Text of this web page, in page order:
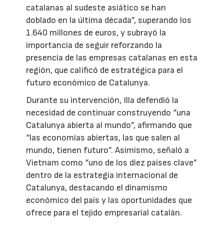
catalanas al sudeste asiático se han
doblado en la última década”, superando los
1.640 millones de euros, y subrayó la
importancia de seguir reforzando la
presencia de las empresas catalanas en esta
región, que calificó de estratégica para el
futuro económico de Catalunya.
Durante su intervención, Illa defendió la
necesidad de continuar construyendo “una
Catalunya abierta al mundo”, afirmando que
“las economías abiertas, las que salen al
mundo, tienen futuro”. Asimismo, señaló a
Vietnam como “uno de los diez países clave”
dentro de la estrategia internacional de
Catalunya, destacando el dinamismo
económico del país y las oportunidades que
ofrece para el tejido empresarial catalán.